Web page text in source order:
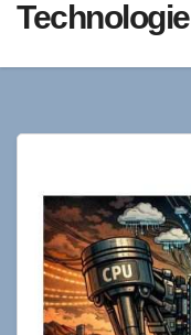
Technologie